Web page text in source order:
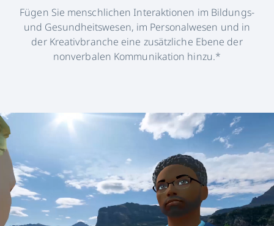
Fügen Sie menschlichen Interaktionen im Bildungs-
und Gesundheitswesen, im Personalwesen und in
der Kreativbranche eine zusätzliche Ebene der
nonverbalen Kommunikation hinzu.*